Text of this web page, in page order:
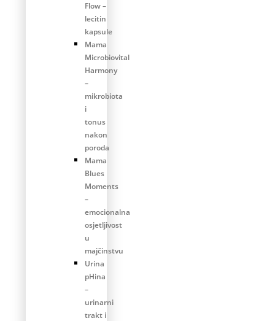
Flow –
lecitin
kapsule
Mama
Microbiovital
Harmony
–
mikrobiota
i
tonus
nakon
poroda
Mama
Blues
Moments
–
emocionalna
osjetljivost
u
majčinstvu
Urina
pHina
–
urinarni
trakt i